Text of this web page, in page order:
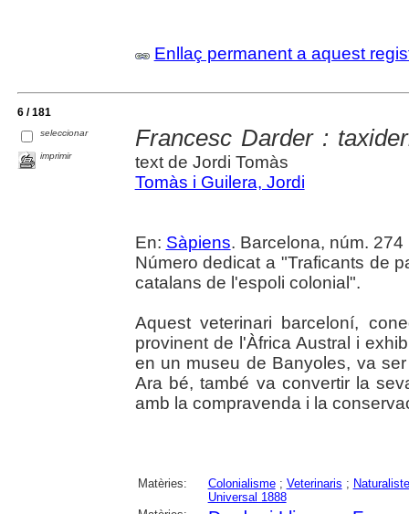
Enllaç permanent a aquest
6 / 181
seleccionar
imprimir
Francesc Darder :
text de Jordi Tomàs
Tomàs i Guilera, Jordi
En: Sàpiens. Barcelona, núm.
Número dedicat a "Traficants de
catalans de l'espoli colonial".
Aquest veterinari barceloní,
provinent de l'Àfrica Austral i
en un museu de Banyoles, va
Ara bé, també va convertir la
amb la compravenda i la
Matèries: Colonialisme; Veterinaris ;
Universal 1888